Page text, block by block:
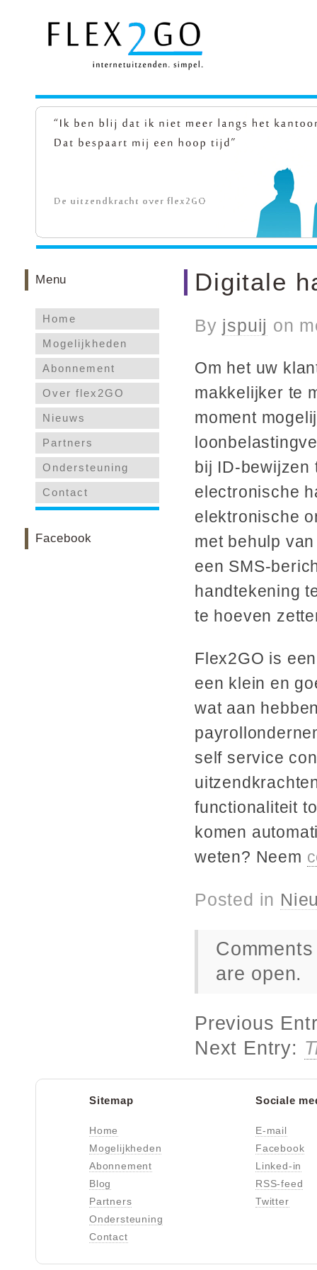
Digitale
By jspuij on
Om het uw
makkelijker te
moment
bij ID-bewijzen
electronische
elektronische
met behulp
een SMS-
handtekening
te hoeven
Flex2GO is
een klein en
wat aan
self service
functionaliteit
komen
weten? Neem
Posted in
are open.
Previous
Next Entry:
Menu
Home
Mogelijkheden
Abonnement
Over flex2GO
Nieuws
Partners
Ondersteuning
Contact
Facebook
Sitemap
Home
Mogelijkheden
Abonnement
Blog
Partners
Ondersteuning
Contact
Sociale
E-mail
Facebook
Linked-in
RSS-feed
Twitter